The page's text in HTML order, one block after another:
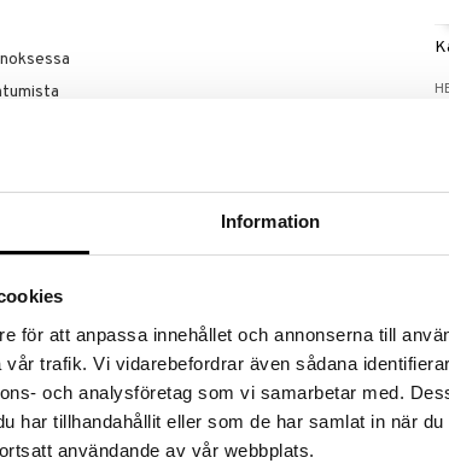
Information
för att anpassa innehållet och annonserna till
trafik. Vi vidarebefordrar även sådana
och analysföretag som vi samarbetar med.
har tillhandahållit eller som de har samlat in när
användande av vår webbplats.
sekä kalsiumin normaalia imeytymistä
ylläpitämistä
complex®)
kalsiumia, D3-vitamiinia ja K2-vitamiinia,
patentoitua kurkuma-uutetta C3 complex® sekä
2 tablettia päivässä aterian yhteydessä.
ei saa ylittää. Ravintolisää ei tule
Säilytettävä pienten lasten